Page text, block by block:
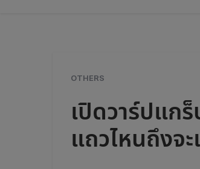
OTHERS
เปิดวาร์ปแก
แถวไหนถึงจ